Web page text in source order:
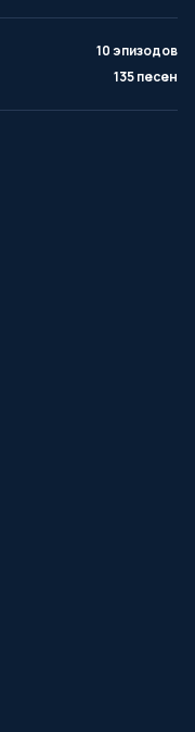
10 эпизодов
135 песен